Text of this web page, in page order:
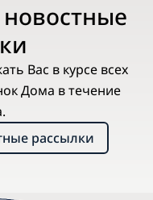
Вас в курсе всех
Дома в течение
рассылки